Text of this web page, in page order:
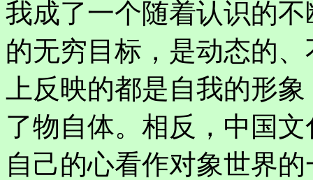
我成了一个随着认识的
的无穷目标，是动态的
上反映的都是自我的形
了物自体。相反，中国
自己的心看作对象世界